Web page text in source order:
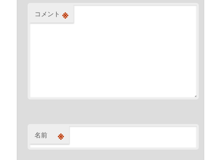
コメント ※
名前 ※